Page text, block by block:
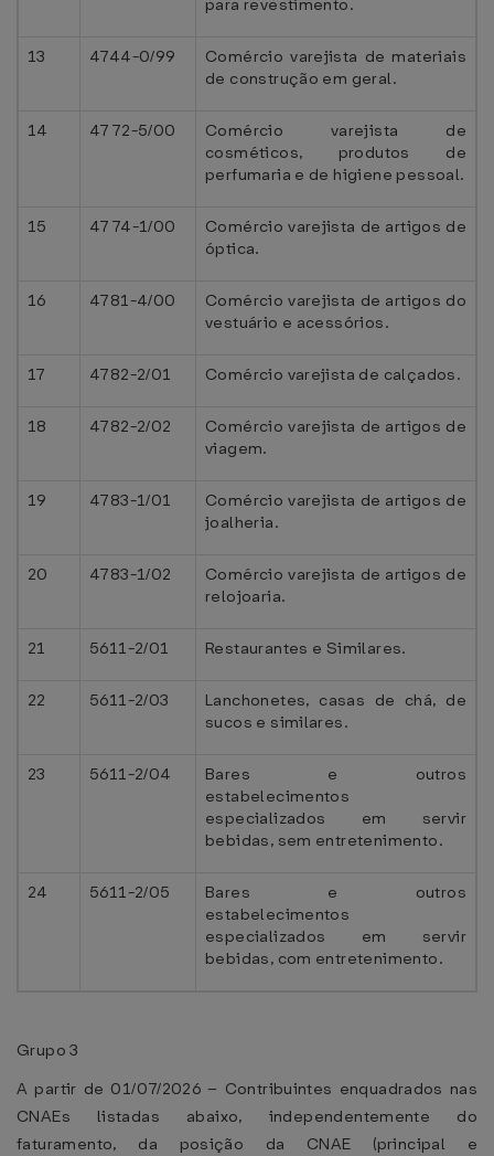
para revestimento.
13 4744-0/99
Comércio varejista de materiais
de construção em geral.
14 4772-5/00
Comércio varejista de
cosméticos, produtos de
perfumaria e de higiene pessoal.
15 4774-1/00
Comércio varejista de artigos de
óptica.
16 4781-4/00
Comércio varejista de artigos do
vestuário e acessórios.
17 4782-2/01 Comércio varejista de calçados.
18 4782-2/02
Comércio varejista de artigos de
viagem.
19 4783-1/01
Comércio varejista de artigos de
joalheria.
20 4783-1/02
Comércio varejista de artigos de
relojoaria.
21 5611-2/01 Restaurantes e Similares.
22 5611-2/03
Lanchonetes, casas de chá, de
sucos e similares.
23 5611-2/04
Bares e outros
estabelecimentos
especializados em servir
bebidas, sem entretenimento.
24 5611-2/05
Bares e outros
estabelecimentos
especializados em servir
bebidas, com entretenimento.
Grupo 3
A partir de 01/07/2026 – Contribuintes enquadrados nas
CNAEs listadas abaixo, independentemente do
faturamento, da posição da CNAE (principal e